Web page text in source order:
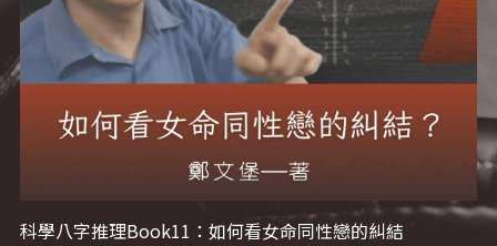
臉書生活
好書推廌
線上直播
自我挑戰
八字中階班
八字高階班
五人實戰班
五行計算初階班
五行計算高階班
科學八字推理PDF
八字批命
小兒命名
科學八字推理2
科學八字推理3
科學八字輕鬆學
輕鬆學會科學八字推理
批命預約
上課預約
常見問題
登錄/ 註冊
搜索
繁體中文
support@p8zicourse.com
科學八字推理Book11：如何看女命同性戀的糾結